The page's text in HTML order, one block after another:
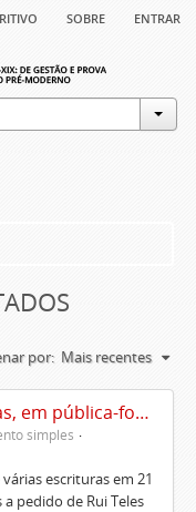
sobre entrar
por: Mais recentes
Treslado de escrituras, em pública-forma, de Rui Teles de Meneses
simples
escrituras em 21
pedido de Rui Teles